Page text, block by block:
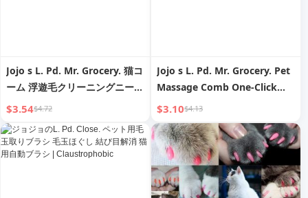
Jojo s L. Pd. Mr. Grocery. 猫コ
ーム 浮遊毛クリーニングニード
ルコームブラシ 犬の毛クリーナ
ー | ビン・ダオ
$3.54$4.72
Jojo s L. Pd. Mr. Grocery. Pet
Massage Comb One-Click
Hair Removal and Napping
Comb Dogs and Cats |
Transfer
$3.10$4.13